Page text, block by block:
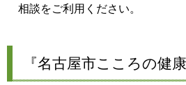
相談をご利用ください。
『名古屋市こころの健